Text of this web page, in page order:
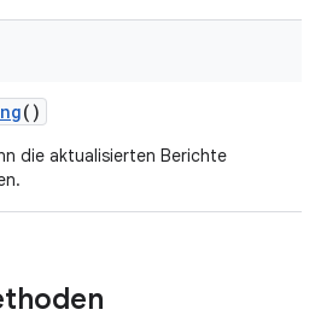
()
die aktualisierten Berichte